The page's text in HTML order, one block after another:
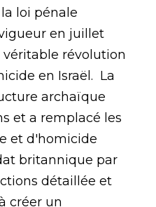
loi pénale
en juillet
véritable révolution
en Israël. La
archaïque
et a remplacé les
et d'homicide
britannique par
détaillée et
créer un